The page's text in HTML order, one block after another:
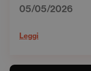
05/05/2026
Leggi